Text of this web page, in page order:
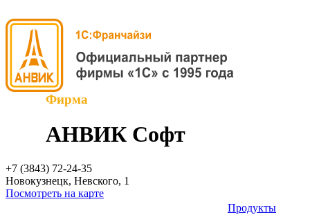
Фирма
АНВИК Софт
+7 (3843) 72-24-35
Новокузнецк, Невского, 1
Посмотреть на карте
Продукты